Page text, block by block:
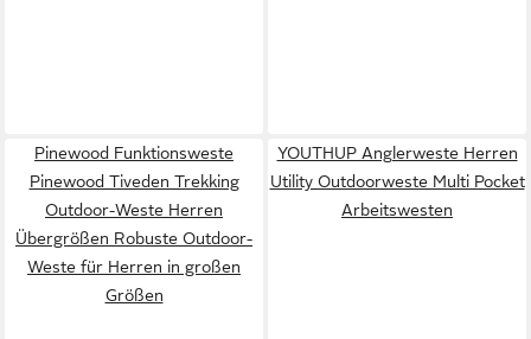
Pinewood Funktionsweste
Pinewood Tiveden Trekking
Outdoor-Weste Herren
Übergrößen Robuste Outdoor-
Weste für Herren in großen
Größen
YOUTHUP Anglerweste Herren
Utility Outdoorweste Multi Pocket
Arbeitswesten